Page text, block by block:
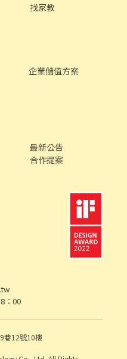
找家教
企業儲值方案
最新公告
合作提案
：00
巷12號10樓